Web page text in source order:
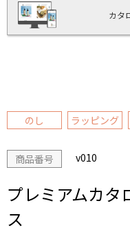
カタ
のし ラッピング
商品番号 v010
プレミアムカタ
ス